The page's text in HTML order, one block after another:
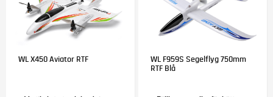
WL X450 Aviator RTF
WL F959S Segelflyg 750mm
RTF Blå